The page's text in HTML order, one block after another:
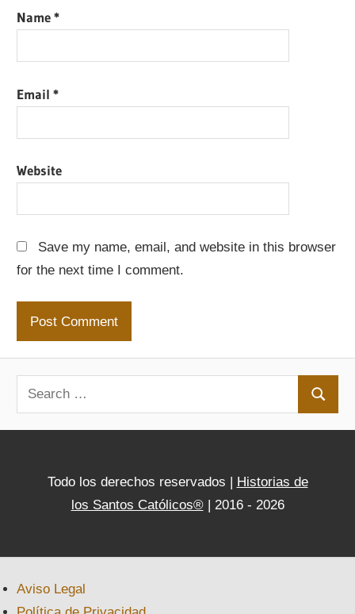
Name*
Email*
Website
Save my name, email, and website in this browser
for the next time I comment.
Search
for:
Search
Todo los derechos reservados |
Historias de
los Santos Católicos®| 2016 - 2026
Aviso Legal